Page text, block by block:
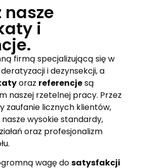
nasze
i
firmą specjalizującą się w
i dezynsekcji, a
oraz referencjesą
naszej rzetelnej pracy. Przez
zaufanie licznych klientów,
wysokie standardy,
oraz profesjonalizm
wagę dosatysfakcji